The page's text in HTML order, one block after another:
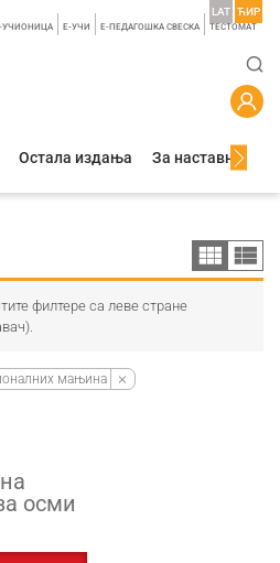
УЧИОНИЦА E-УЧИ Е-ПЕДАГОШКА СВЕСКА TЕСТОМАТ
LAT ЋИР
Остала издања За наставнике
филтере са леве стране
мањина
осми